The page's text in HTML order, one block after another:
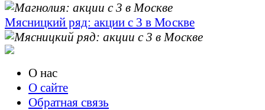
Мясницкий ряд: акции с 3 в Москве
О нас
О сайте
Обратная связь